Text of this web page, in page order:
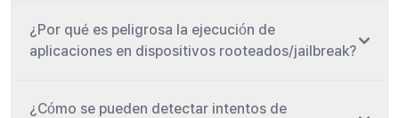
¿Por qué es peligrosa la ejecución de
aplicaciones en dispositivos rooteados/jailbreak?
¿Cómo se pueden detectar intentos de